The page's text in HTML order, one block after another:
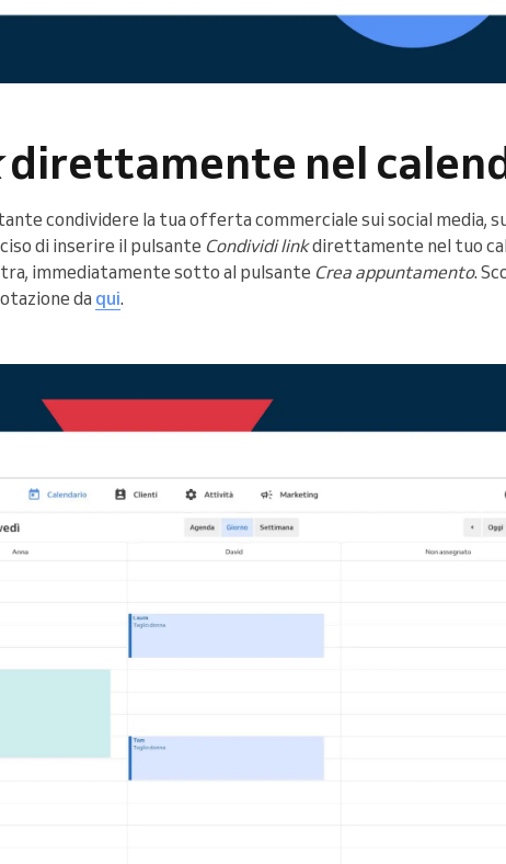
direttamente nel
condividere la tua offerta commerciale sui social media,
di inserire il pulsante Condividi linkdirettamente nel tuo
immediatamente sotto al pulsante Crea appuntamento.
da qui.